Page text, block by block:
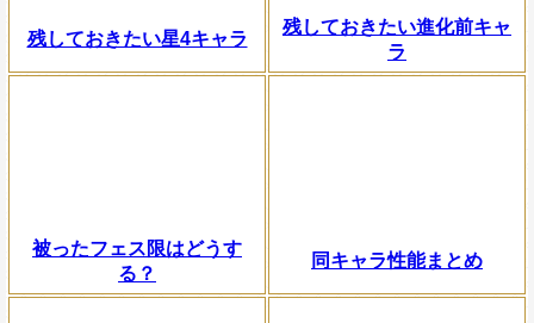
残しておきたい星4キャラ
残しておきたい進化前キャ
ラ
被ったフェス限はどうす
る？
同キャラ性能まとめ